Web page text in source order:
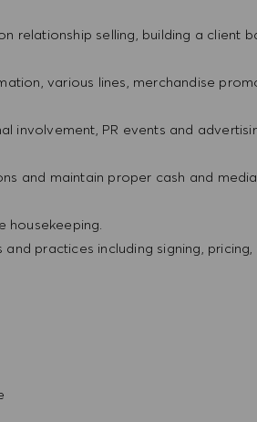
relationship selling, building a client
various lines, merchandise
involvement, PR events and
and maintain proper cash and media
housekeeping.
practices including signing, pricing,